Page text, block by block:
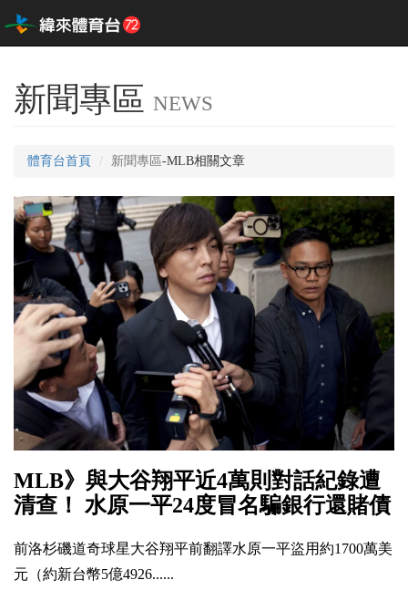
新聞專區 NEWS
體育台首頁 新聞專區-MLB相關文章
MLB》與大谷翔平近4萬則對話紀錄遭
清查！ 水原一平24度冒名騙銀行還賭債
前洛杉磯道奇球星大谷翔平前翻譯水原一平盜用約1700萬美
元（約新台幣5億4926......